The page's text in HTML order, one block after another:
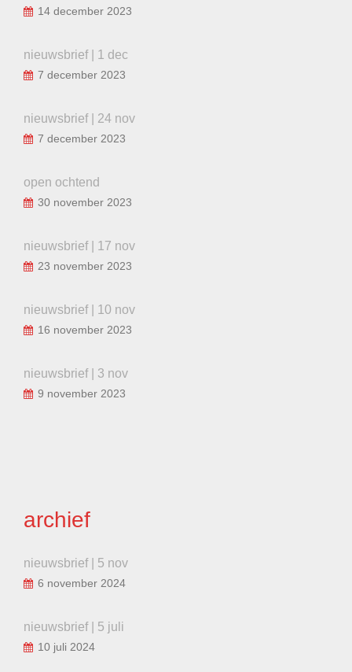
14 december 2023
nieuwsbrief | 1 dec
7 december 2023
nieuwsbrief | 24 nov
7 december 2023
open ochtend
30 november 2023
nieuwsbrief | 17 nov
23 november 2023
nieuwsbrief | 10 nov
16 november 2023
nieuwsbrief | 3 nov
9 november 2023
archief
nieuwsbrief | 5 nov
6 november 2024
nieuwsbrief | 5 juli
10 juli 2024